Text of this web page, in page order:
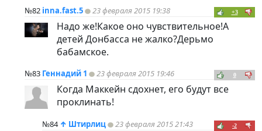
№82 inna.fast.5 23 февраля 2015 19:38 +3
Надо же!Какое оно чувствительное!А
детей Донбасса не жалко?Дерьмо
бабамское.
№83 Геннадий 1 23 февраля 2015 19:46 0
Когда Маккейн сдохнет, его будут все
проклинать!
№84 ↑ Штирлиц 23 февраля 2015 21:43 -2